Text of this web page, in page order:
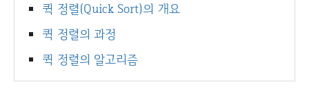
퀵 정렬(Quick Sort)의 개요
퀵 정렬의 과정
퀵 정렬의 알고리즘